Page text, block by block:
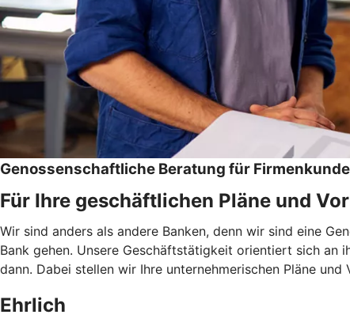
Genossenschaftliche Beratung für
Für Ihre geschäftlichen Pläne und
Wir sind anders als andere Banken, denn wir sind eine
Bank gehen. Unsere Geschäftstätigkeit orientiert sich an
dann. Dabei stellen wir Ihre unternehmerischen Pläne
Ehrlich